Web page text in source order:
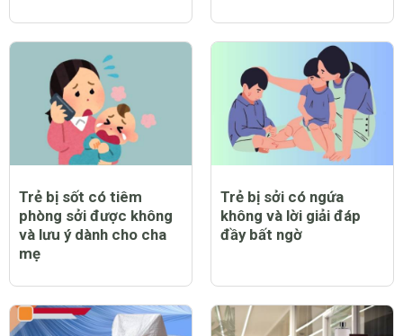
Trẻ bị sốt có tiêm
phòng sởi được không
và lưu ý dành cho cha
mẹ
Trẻ bị sởi có ngứa
không và lời giải đáp
đầy bất ngờ